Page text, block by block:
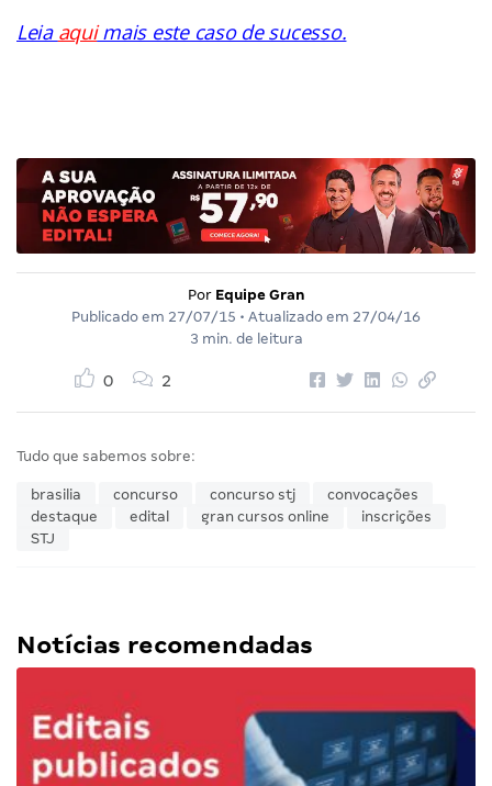
Leia aquimais este caso de sucesso.
Por Equipe Gran
Publicado em 27/07/15 • Atualizado em 27/04/16
3 min. de leitura
0 2
Tudo que sabemos sobre:
brasilia concurso concurso stj
convocações
destaque
edital gran cursos online
inscrições
STJ
Notícias recomendadas